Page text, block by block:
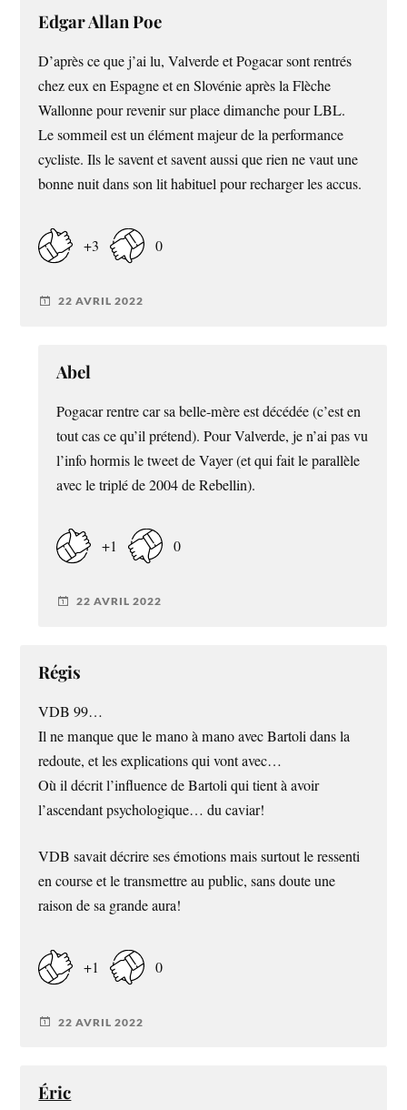
Edgar Allan Poe
D’après ce que j’ai lu, Valverde et Pogacar sont rentrés
chez eux en Espagne et en Slovénie après la Flèche
Wallonne pour revenir sur place dimanche pour LBL.
Le sommeil est un élément majeur de la performance
cycliste. Ils le savent et savent aussi que rien ne vaut une
bonne nuit dans son lit habituel pour recharger les accus.
+3 0
22 AVRIL 2022
Abel
Pogacar rentre car sa belle-mère est décédée (c’est en
tout cas ce qu’il prétend). Pour Valverde, je n’ai pas vu
l’info hormis le tweet de Vayer (et qui fait le parallèle
avec le triplé de 2004 de Rebellin).
+1 0
22 AVRIL 2022
Régis
VDB 99…
Il ne manque que le mano à mano avec Bartoli dans la
redoute, et les explications qui vont avec…
Où il décrit l’influence de Bartoli qui tient à avoir
l’ascendant psychologique… du caviar!
VDB savait décrire ses émotions mais surtout le ressenti
en course et le transmettre au public, sans doute une
raison de sa grande aura!
+1 0
22 AVRIL 2022
Éric